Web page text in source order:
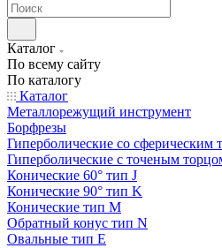
Каталог
По всему сайту
По каталогу
Каталог
Металлорежущий инструмент
Борфрезы
Гиперболические cо сферическим
Гиперболические с точеным
Конические 60° тип J
Конические 90° тип K
Конические тип M
Обратный конус тип N
Овальные тип E